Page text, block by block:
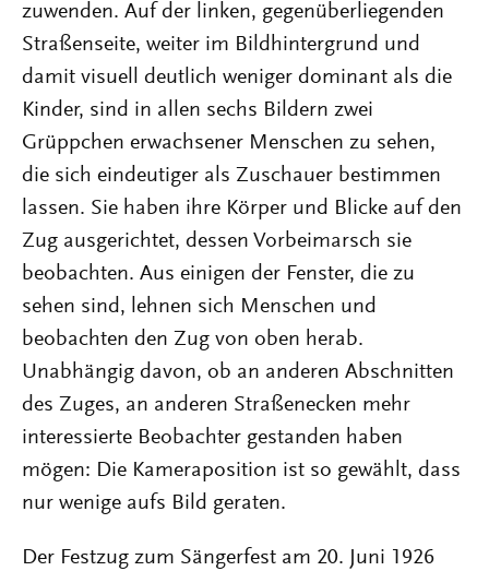
zuwenden. Auf der linken, gegenüberliegenden
Straßenseite, weiter im Bildhintergrund und
damit visuell deutlich weniger dominant als die
Kinder, sind in allen sechs Bildern zwei
Grüppchen erwachsener Menschen zu sehen,
die sich eindeutiger als Zuschauer bestimmen
lassen. Sie haben ihre Körper und Blicke auf den
Zug ausgerichtet, dessen Vorbeimarsch sie
beobachten. Aus einigen der Fenster, die zu
sehen sind, lehnen sich Menschen und
beobachten den Zug von oben herab.
Unabhängig davon, ob an anderen Abschnitten
des Zuges, an anderen Straßenecken mehr
interessierte Beobachter gestanden haben
mögen: Die Kameraposition ist so gewählt, dass
nur wenige aufs Bild geraten.
Der Festzug zum Sängerfest am 20. Juni 1926